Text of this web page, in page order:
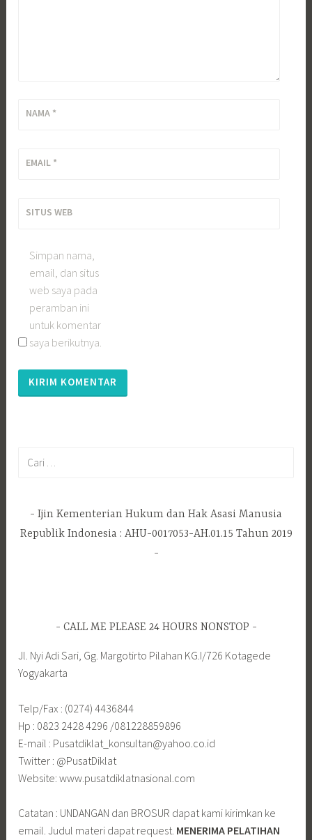
NAMA *
EMAIL *
SITUS WEB
Simpan nama,
email, dan situs
web saya pada
peramban ini
untuk komentar
saya berikutnya.
Ijin Kementerian Hukum dan Hak Asasi Manusia
Republik Indonesia : AHU-0017053-AH.01.15 Tahun 2019
CALL ME PLEASE 24 HOURS NONSTOP
Jl. Nyi Adi Sari, Gg. Margotirto Pilahan KG.I/726 Kotagede
Yogyakarta
Telp/Fax : (0274) 4436844
Hp : 0823 2428 4296 /081228859896
E-mail : Pusatdiklat_konsultan@yahoo.co.id
Twitter : @PusatDiklat
Website: www.pusatdiklatnasional.com
Catatan : UNDANGAN dan BROSUR dapat kami kirimkan ke
email. Judul materi dapat request. MENERIMA PELATIHAN